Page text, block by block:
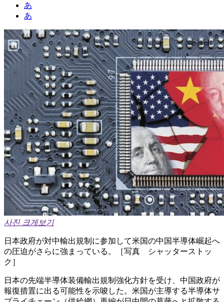
あ
あ
사진 크게보기
日本政府が対中輸出規制に参加して米国の中国半導体崛起へ
の圧迫がさらに強まっている。［写真 シャッターストッ
ク］
日本の先端半導体装備輸出規制強化方針を受け、中国政府が
報復措置に出る可能性を示唆した。米国が主導する半導体サ